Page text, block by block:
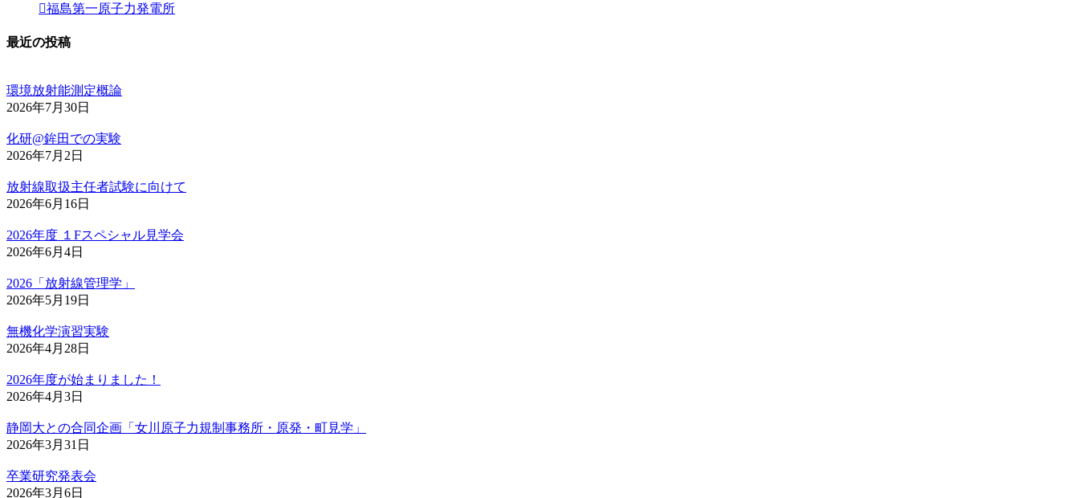
福島第一原子力発電所
最近の投稿
環境放射能測定概論
2026年7月30日
化研@鉾田での実験
2026年7月2日
放射線取扱主任者試験に向けて
2026年6月16日
2026年度 １Fスペシャル見学会
2026年6月4日
2026「放射線管理学」
2026年5月19日
無機化学演習実験
2026年4月28日
2026年度が始まりました！
2026年4月3日
静岡大との合同企画「女川原子力規制事務所・原発・町見学」
2026年3月31日
卒業研究発表会
2026年3月6日